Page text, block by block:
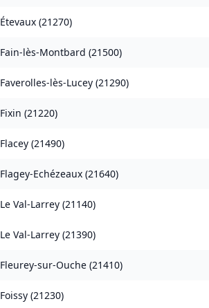
Étevaux (21270)
Fain-lès-Montbard (21500)
Faverolles-lès-Lucey (21290)
Fixin (21220)
Flacey (21490)
Flagey-Echézeaux (21640)
Le Val-Larrey (21140)
Le Val-Larrey (21390)
Fleurey-sur-Ouche (21410)
Foissy (21230)